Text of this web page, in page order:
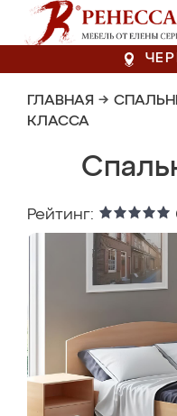
ГЛАВНАЯ →
КЛАССА
Рейтинг: